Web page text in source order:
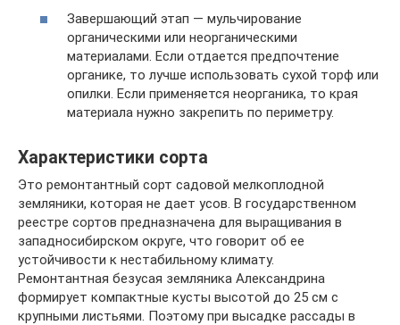
Завершающий этап — мульчирование
органическими или неорганическими
материалами. Если отдается предпочтение
органике, то лучше использовать сухой торф или
опилки. Если применяется неорганика, то края
материала нужно закрепить по периметру.
Характеристики сорта
Это ремонтантный сорт садовой мелкоплодной
земляники, которая не дает усов. В государственном
реестре сортов предназначена для выращивания в
западносибирском округе, что говорит об ее
устойчивости к нестабильному климату.
Ремонтантная безусая земляника Александрина
формирует компактные кусты высотой до 25 см с
крупными листьями. Поэтому при высадке рассады в